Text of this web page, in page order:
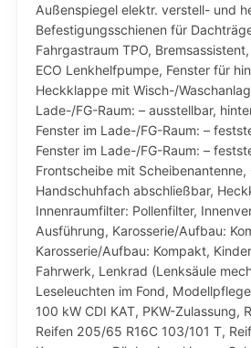
Außenspiegel elektr. verstell- und
Befestigungsschienen für
Fahrgastraum TPO,
ECO Lenkhelfpumpe, Fenster für
Heckklappe mit Wisch-/
Lade-/FG-Raum: – ausstellbar,
Fenster im Lade-/FG-Raum: –
Fenster im Lade-/FG-Raum: –
Frontscheibe mit Scheibenantenne,
Handschuhfach abschließbar,
Innenraumfilter: Pollenfilter,
Ausführung, Karosserie/Aufbau:
Karosserie/Aufbau: Kompakt,
Fahrwerk, Lenkrad (Lenksäule
Leseleuchten im Fond,
100 kW CDI KAT, PKW-Zulassung,
Reifen 205/65 R16C 103/101 T,